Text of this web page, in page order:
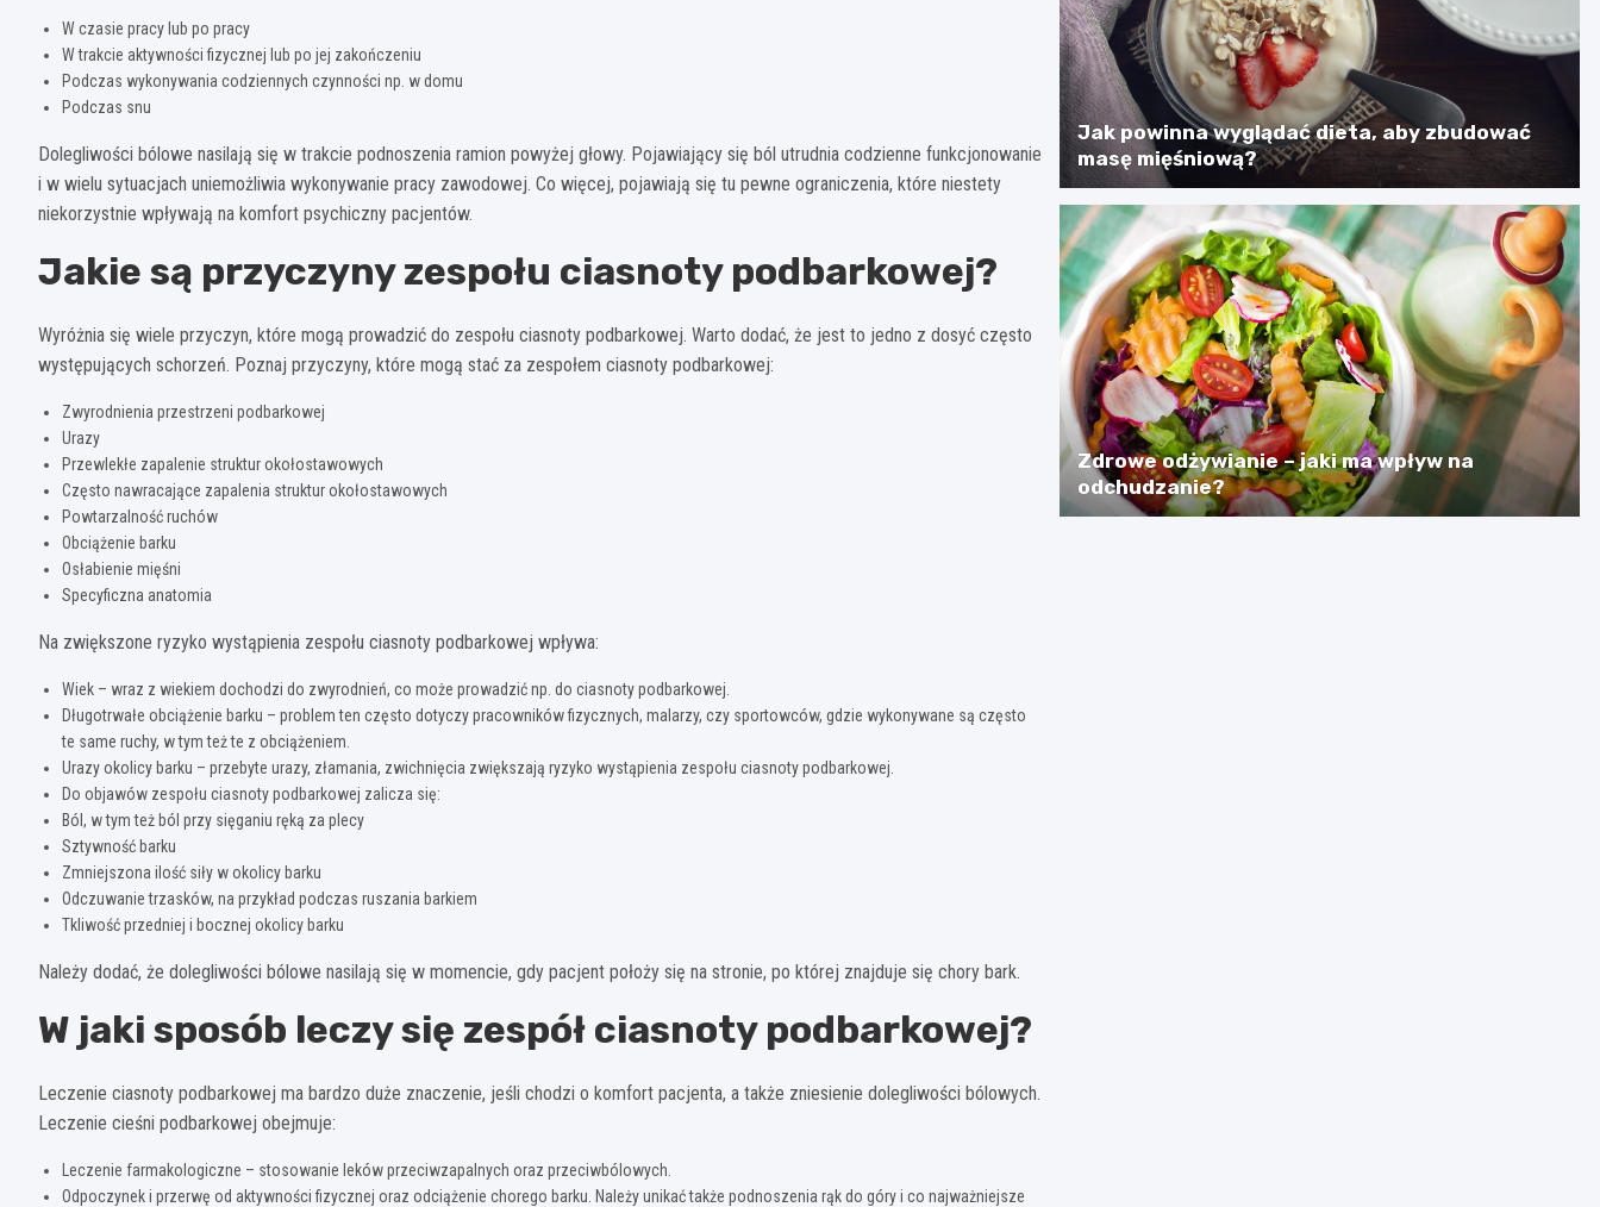
W czasie pracy lub po pracy
W trakcie aktywności fizycznej lub po jej zakończeniu
Podczas wykonywania codziennych czynności np. w domu
Podczas snu
Dolegliwości bólowe nasilają się w trakcie podnoszenia ramion powyżej głowy. Pojawiający się ból utrudnia codzienne funkcjonowanie
i w wielu sytuacjach uniemożliwia wykonywanie pracy zawodowej. Co więcej, pojawiają się tu pewne ograniczenia, które niestety
niekorzystnie wpływają na komfort psychiczny pacjentów.
Jakie są przyczyny zespołu ciasnoty podbarkowej?
Wyróżnia się wiele przyczyn, które mogą prowadzić do zespołu ciasnoty podbarkowej. Warto dodać, że jest to jedno z dosyć często
występujących schorzeń. Poznaj przyczyny, które mogą stać za zespołem ciasnoty podbarkowej:
Zwyrodnienia przestrzeni podbarkowej
Urazy
Przewlekłe zapalenie struktur okołostawowych
Często nawracające zapalenia struktur okołostawowych
Powtarzalność ruchów
Obciążenie barku
Osłabienie mięśni
Specyficzna anatomia
Na zwiększone ryzyko wystąpienia zespołu ciasnoty podbarkowej wpływa:
Wiek – wraz z wiekiem dochodzi do zwyrodnień, co może prowadzić np. do ciasnoty podbarkowej.
Długotrwałe obciążenie barku – problem ten często dotyczy pracowników fizycznych, malarzy, czy sportowców, gdzie wykonywane są często
te same ruchy, w tym też te z obciążeniem.
Urazy okolicy barku – przebyte urazy, złamania, zwichnięcia zwiększają ryzyko wystąpienia zespołu ciasnoty podbarkowej.
Do objawów zespołu ciasnoty podbarkowej zalicza się:
Ból, w tym też ból przy sięganiu ręką za plecy
Sztywność barku
Zmniejszona ilość siły w okolicy barku
Odczuwanie trzasków, na przykład podczas ruszania barkiem
Tkliwość przedniej i bocznej okolicy barku
Należy dodać, że dolegliwości bólowe nasilają się w momencie, gdy pacjent położy się na stronie, po której znajduje się chory bark.
W jaki sposób leczy się zespół ciasnoty podbarkowej?
Leczenie ciasnoty podbarkowej ma bardzo duże znaczenie, jeśli chodzi o komfort pacjenta, a także zniesienie dolegliwości bólowych.
Leczenie cieśni podbarkowej obejmuje:
Leczenie farmakologiczne – stosowanie leków przeciwzapalnych oraz przeciwbólowych.
Odpoczynek i przerwę od aktywności fizycznej oraz odciążenie chorego barku. Należy unikać także podnoszenia rąk do góry i co najważniejsze
Jak powinna wyglądać dieta, aby zbudować
masę mięśniową?
Zdrowe odżywianie – jaki ma wpływ na
odchudzanie?